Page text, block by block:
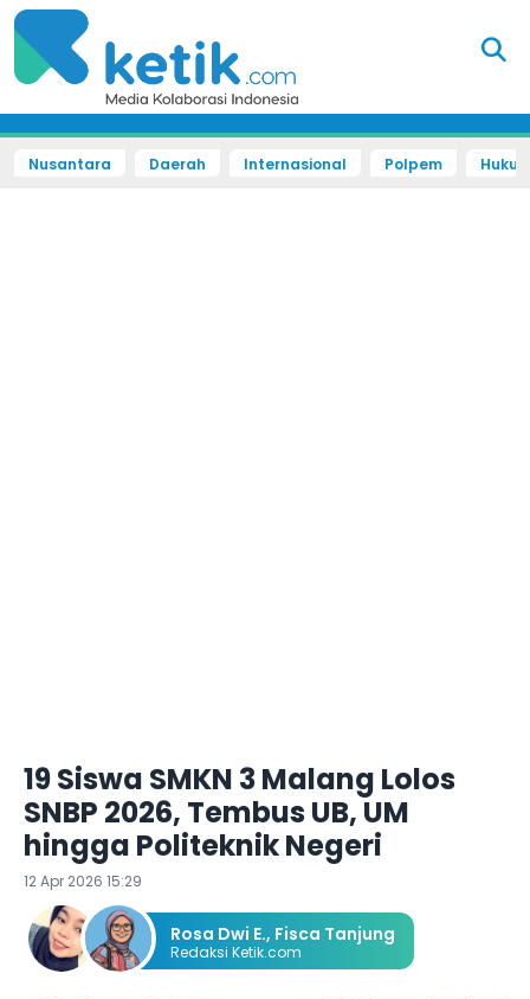
Nusantara Daerah Internasional Polpem
19 Siswa SMKN 3 Malang Lolos
SNBP 2026, Tembus UB, UM
hingga Politeknik Negeri
12 Apr 2026 15:29
Rosa Dwi E., Fisca Tanjung
Redaksi Ketik.com